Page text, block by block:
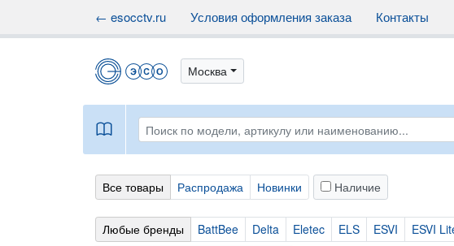
← esocctv.ru Условия оформления заказа Контакты
Москва
book
Все товары Распродажа Новинки Наличие
Любые бренды BattBee Delta Eletec ELS ESVI ESVI